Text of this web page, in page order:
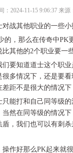
： 2024-11-15 9:06:37来源
战其他职业的一些小
的，那么在传奇中
其他的2个职业要一
要知道道士这个职
多情况下，还是要
距不是很大的情况
能打和自己同等级
然在同等级的情况
，我们也可以有刺
作好那么PK起来就